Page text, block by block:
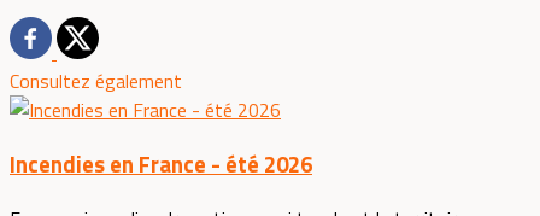
Consultez également
Incendies en France - été 2026